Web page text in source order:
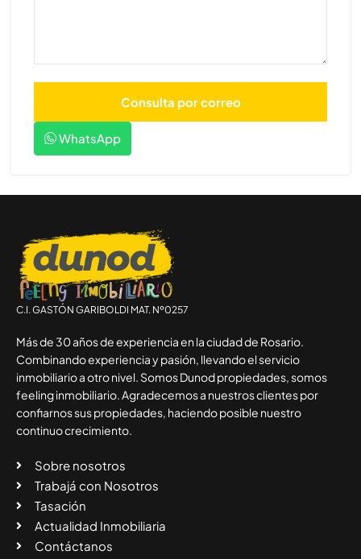
WhatsApp
C.I. GASTÓN GARIBOLDI MAT. Nº0257
Más de 30 años de experiencia en la ciudad de Rosario.
Combinando experiencia y pasión, llevando el servicio
inmobiliario a otro nivel. Somos Dunod propiedades, somos
feeling inmobiliario. Agradecemos a nuestros clientes por
confiarnos sus propiedades, haciendo posible nuestro
continuo crecimiento.
Sobre nosotros
Trabajá con Nosotros
Tasación
Actualidad Inmobiliaria
Contáctanos